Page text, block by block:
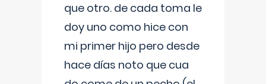
que otro. de cada toma le
doy uno como hice con
mi primer hijo pero desde
hace días noto que cua